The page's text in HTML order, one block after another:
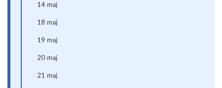
14 maj
18 maj
19 maj
20 maj
21 maj